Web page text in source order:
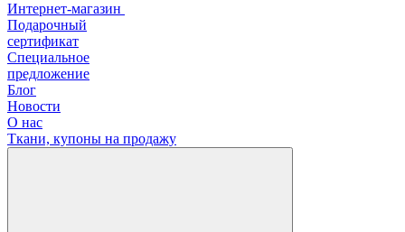
Интернет-магазин
Подарочный
сертификат
Специальное
предложение
Блог
Новости
О нас
Ткани, купоны на продажу